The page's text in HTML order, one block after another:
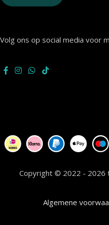
Volg ons op social media voor
Copyright © 2022 - 2026
Algemene